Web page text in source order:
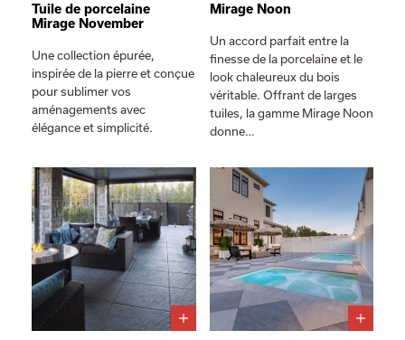
Tuile de porcelaine
Mirage November
Une collection épurée,
inspirée de la pierre et conçue
pour sublimer vos
aménagements avec
élégance et simplicité.
Mirage Noon
Un accord parfait entre la
finesse de la porcelaine et le
look chaleureux du bois
véritable. Offrant de larges
tuiles, la gamme Mirage Noon
donne…